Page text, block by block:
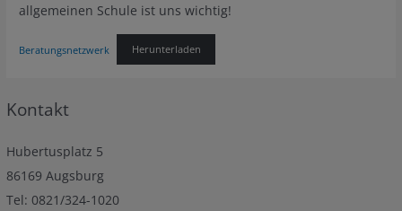
Kontakt
Hubertusplatz 5
86169 Augsburg
Tel: 0821/324-1020
allgemeinen Schule ist uns wichtig!
Beratungsnetzwerk Herunterladen